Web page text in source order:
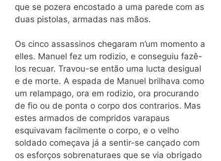
que se pozera encostado a uma parede com as
duas pistolas, armadas nas mãos.
Os cinco assassinos chegaram n’um momento a
elles. Manuel fez um rodizio, e conseguiu fazê-
los recuar. Travou-se então uma lucta desigual
e de morte. A espada de Manuel brilhava como
um relampago, ora em rodizio, ora procurando
de fio ou de ponta o corpo dos contrarios. Mas
estes armados de compridos varapaus
esquivavam facilmente o corpo, e o velho
soldado começava já a sentir-se cançado com
os esforços sobrenaturaes que se via obrigado